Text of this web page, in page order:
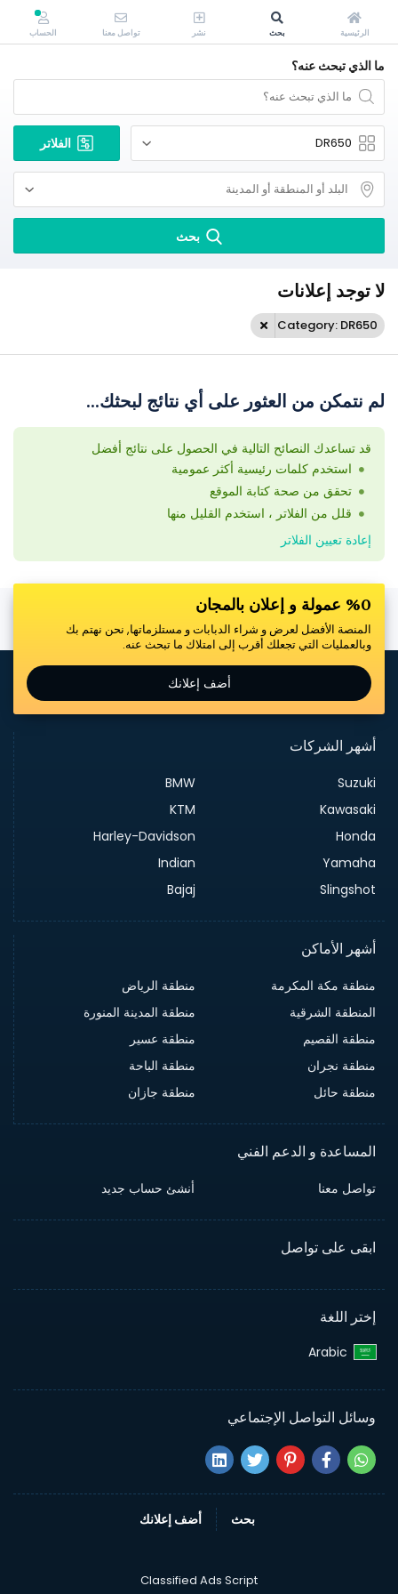
ما الذي تبحث عنه؟
الفلاتر
بحث
لا توجد إعلانات
Category: DR650
لم نتمكن من العثور على أي نتائج لبحثك...
قد تساعدك النصائح التالية في الحصول على نتائج أفضل
استخدم كلمات رئيسية أكثر عمومية
تحقق من صحة كتابة الموقع
قلل من الفلاتر ، استخدم القليل منها
إعادة تعيين الفلاتر
%0 عمولة و إعلان بالمجان
المنصة الأفضل لعرض و شراء الدبابات و مستلزماتها, نحن نهتم بك
وبالعمليات التي تجعلك أقرب إلى امتلاك ما تبحث عنه.
أضف إعلانك
أشهر الشركات
Suzuki
BMW
Kawasaki
KTM
Honda
Harley-Davidson
Yamaha
Indian
Slingshot
Bajaj
أشهر الأماكن
منطقة مكة المكرمة
منطقة الرياض
المنطقة الشرقية
منطقة المدينة المنورة
منطقة القصيم
منطقة عسير
منطقة نجران
منطقة الباحة
منطقة حائل
منطقة جازان
المساعدة و الدعم الفني
تواصل معنا أنشئ حساب جديد
ابقى على تواصل
إختر اللغة
Arabic‎
وسائل التواصل الإجتماعي
بحث أضف إعلانك
Classified Ads Script
الرئيسية بحث نشر تواصل معنا الحساب